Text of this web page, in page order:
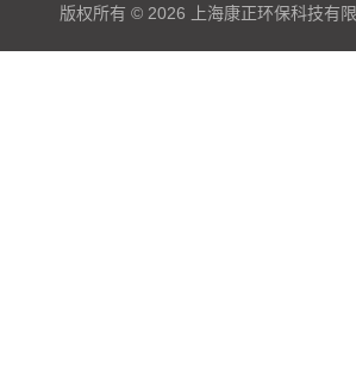
版权所有 © 2026 上海康正环保科技有